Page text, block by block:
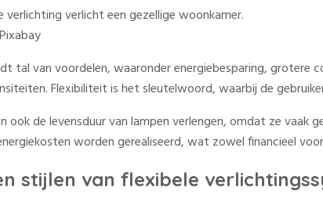
tal van voordelen, waaronder energiebesparing, grotere
Flexibiliteit is het sleutelwoord, waarbij de
ook de levensduur van lampen verlengen, omdat ze vaak
worden gerealiseerd, wat zowel financieel
stijlen van flexibele